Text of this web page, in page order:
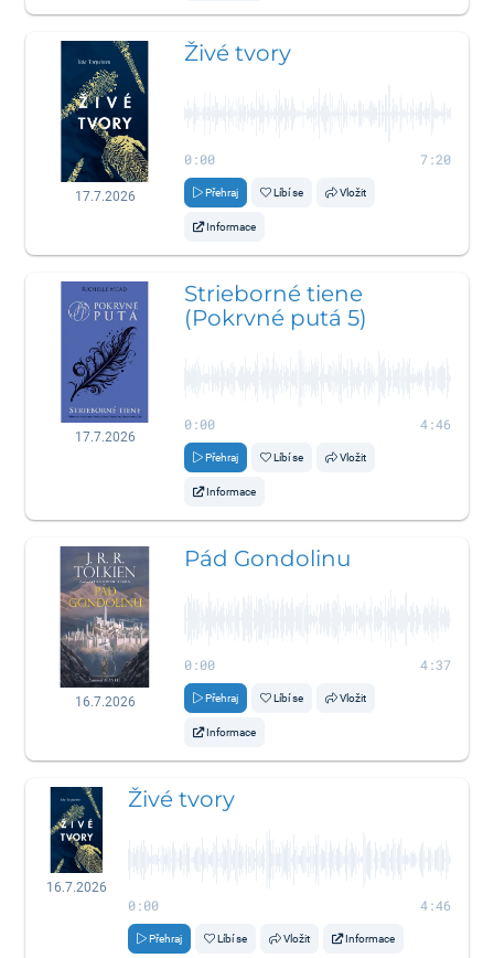
17.7.2026
Živé tvory
0:00 7:20
Přehraj Líbí se Vložit
Informace
17.7.2026
Strieborné tiene
(Pokrvné putá 5)
0:00 4:46
Přehraj Líbí se Vložit
Informace
16.7.2026
Pád Gondolinu
0:00 4:37
Přehraj Líbí se Vložit
Informace
16.7.2026
Živé tvory
0:00 4:46
Přehraj Líbí se Vložit Informace